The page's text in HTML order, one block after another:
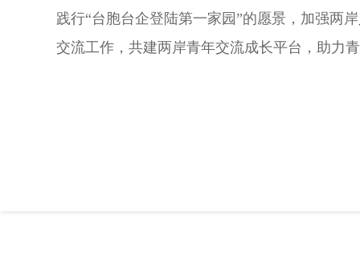
践行“台胞台企登陆第一家园”的愿景，加强两
交流工作，共建两岸青年交流成长平台，助力